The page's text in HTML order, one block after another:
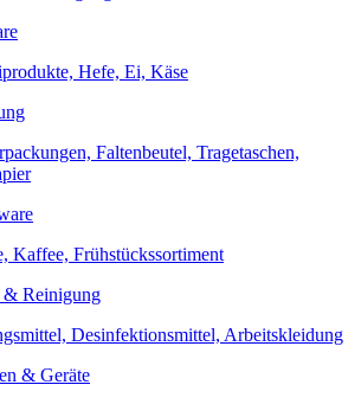
Hefe, Ei, Käse
Faltenbeutel, Tragetaschen,
Kaffee, Frühstückssortiment
Reinigung
Desinfektionsmittel, Arbeitskleidung
& Geräte